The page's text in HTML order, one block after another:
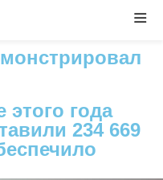
этого года
234 669